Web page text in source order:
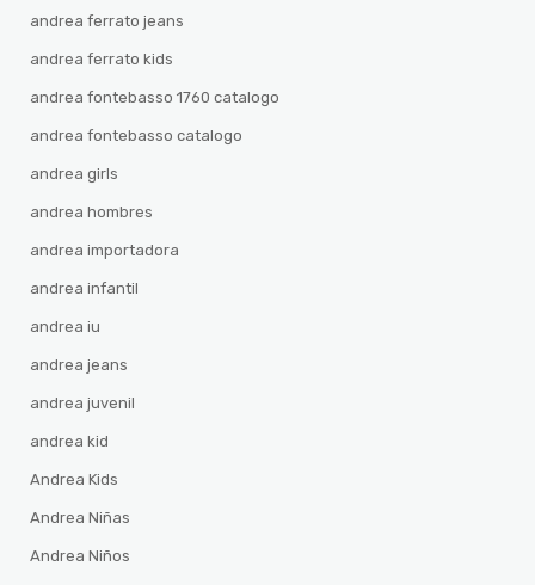
andrea ferrato jeans
andrea ferrato kids
andrea fontebasso 1760 catalogo
andrea fontebasso catalogo
andrea girls
andrea hombres
andrea importadora
andrea infantil
andrea iu
andrea jeans
andrea juvenil
andrea kid
Andrea Kids
Andrea Niñas
Andrea Niños